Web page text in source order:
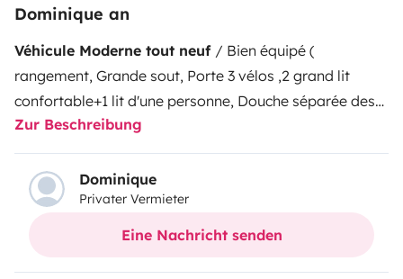
Dominique an
Véhicule Moderne tout neuf / Bien équipé (
rangement, Grande sout, Porte 3 vélos ,2 grand lit
confortable+1 lit d'une personne, Douche séparée des
sanitaires, ECT.....) Véhicule 170 cv boite manuel 6
vitesse Caméra de recule et écran. Pas d'attelage
Zur Beschreibung
Dominique
Privater Vermieter
Eine Nachricht senden